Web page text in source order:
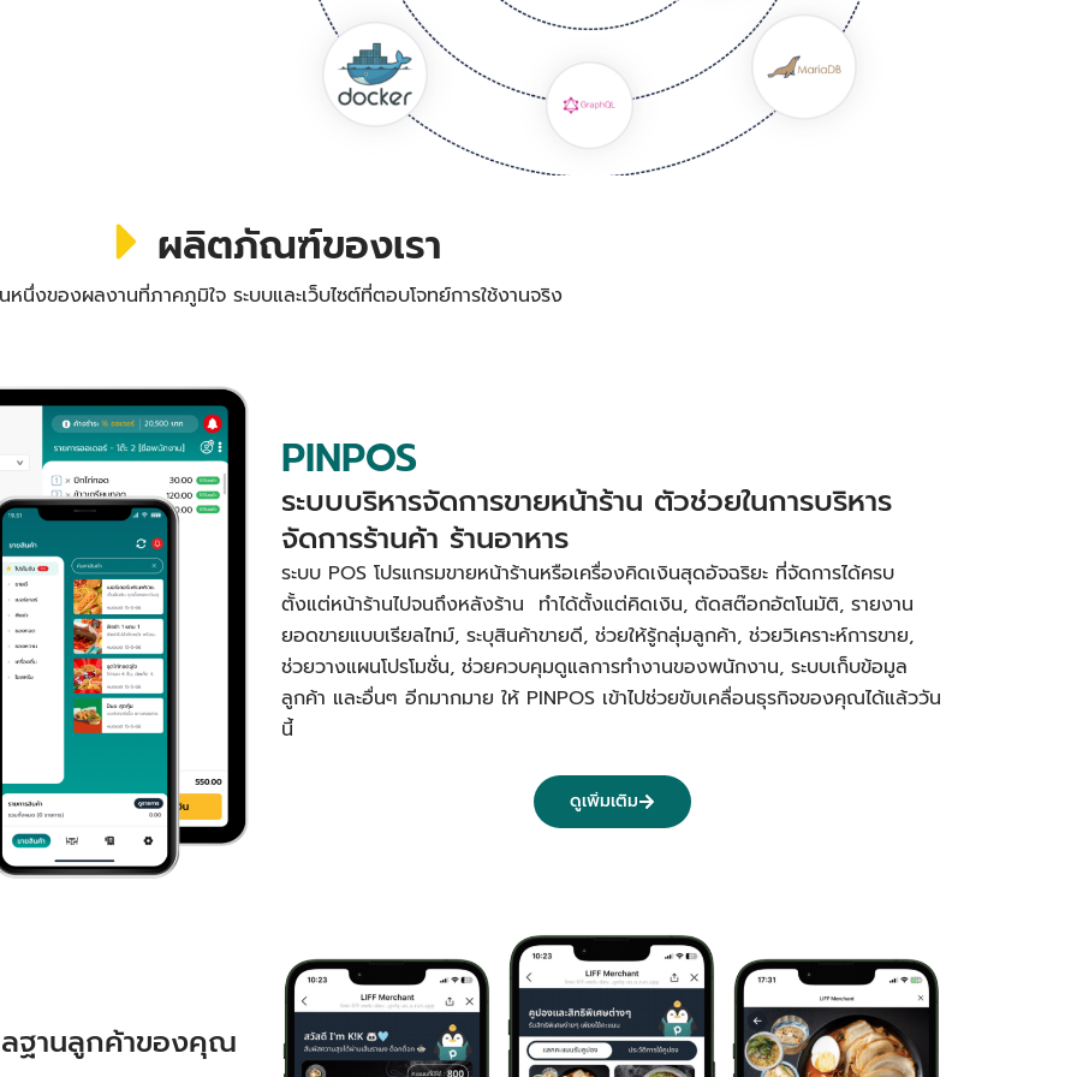
ผลิตภัณฑ์ของเรา
หนึ่งของผลงานที่ภาคภูมิใจ ระบบและเว็บไซต์ที่ตอบโจทย์การใช้งานจริง
PINPOS
ระบบบริหารจัดการขายหน้าร้าน ตัวช่วยในการบริหาร
จัดการร้านค้า ร้านอาหาร
ระบบ POS โปรแกรมขายหน้าร้านหรือเครื่องคิดเงินสุดอัจฉริยะ ที่จัดการได้ครบ
ตั้งแต่หน้าร้านไปจนถึงหลังร้าน ทำได้ตั้งแต่คิดเงิน, ตัดสต๊อกอัตโนมัติ, รายงาน
ยอดขายแบบเรียลไทม์, ระบุสินค้าขายดี, ช่วยให้รู้กลุ่มลูกค้า, ช่วยวิเคราะห์การขาย,
ช่วยวางแผนโปรโมชั่น, ช่วยควบคุมดูแลการทำงานของพนักงาน, ระบบเก็บข้อมูล
ลูกค้า และอื่นๆ อีกมากมาย ให้ PINPOS เข้าไปช่วยขับเคลื่อนธุรกิจของคุณได้แล้ววัน
นี้
ดูเพิ่มเติม
ฐานลูกค้าของคุณ